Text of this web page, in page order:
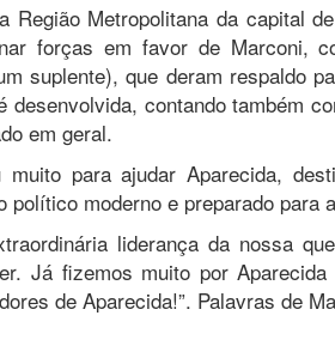
Metropolitana da capital
forças em favor de Marconi,
suplente), que deram respaldo
desenvolvida, contando também
em geral.
para ajudar Aparecida,
moderno e preparado para
liderança da nossa
Já fizemos muito por
de Aparecida!”. Palavras de